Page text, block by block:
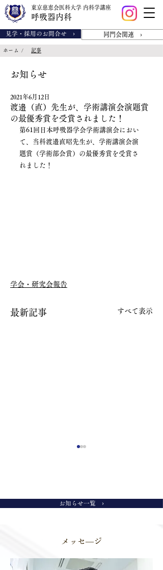
東京慈恵会医科大学 内科学講座
呼吸器内科
見学・採用のお問合せ › 同門会関連 ›
ホーム / 記事
​お知らせ
渡邉（直）先生が、学術講演会演題賞
の最優秀賞を受賞されました！
2021年6月12日
第61回日本呼吸器学会学術講演会におい
て、当科渡邉直昭先生が、学術講演会演
題賞（学術部会賞）の最優秀賞を受賞さ
れました！
学会・研究会報告
最新記事 すべて表示
Amsterdam
お知らせ一覧 ›
メッセ―ジ